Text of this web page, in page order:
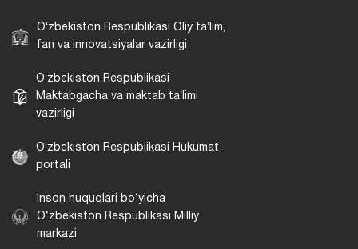
Oʻzbekiston Respublikasi Oliy taʼlim,
fan va innovatsiyalar vazirligi
Oʻzbekiston Respublikasi
Maktabgacha va maktab taʼlimi
vazirligi
Oʻzbekiston Respublikasi Hukumat
portali
Inson huquqlari bo‘yicha
O‘zbekiston Respublikasi Milliy
markazi